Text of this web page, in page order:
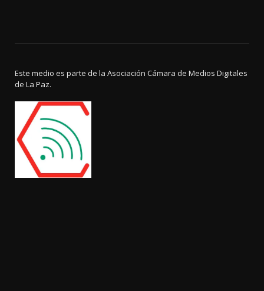
Este medio es parte de la Asociación Cámara de Medios Digitales
de La Paz.